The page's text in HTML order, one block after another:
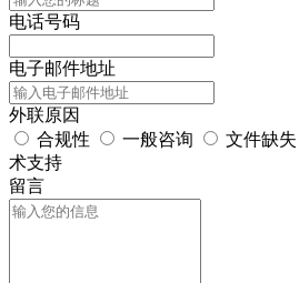
电话号码
电子邮件地址
外联原因
合规性
一般咨询 文件缺失
术支持
留言